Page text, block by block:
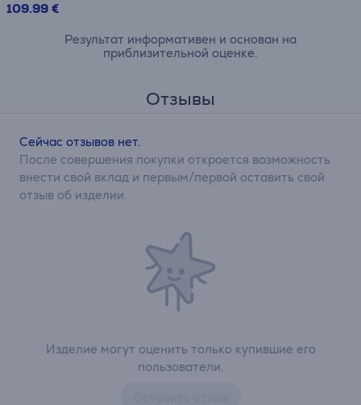
109.99 €
Результат информативен и основан на
приблизительной оценке.
Отзывы
Изделие могут оценить только купившие его
пользователи.
Сейчас отзывов нет.
После совершения покупки откроется возможность
внести свой вклад и первым/первой оставить свой
отзыв об изделии.